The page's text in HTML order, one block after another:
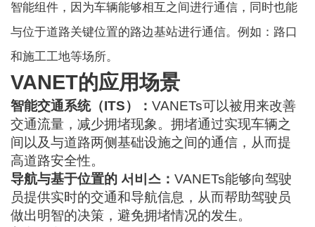
智能组件，因为车辆能够相互之间进行通信，同时也能
与位于道路关键位置的路边基站进行通信。例如：路口
和施工工地等场所。
VANET的应用场景
智能交通系统（ITS）：VANETs可以被用来改善
交通流量，减少拥堵现象。拥堵通过实现车辆之
间以及与道路两侧基础设施之间的通信，从而提
高道路安全性。
导航与基于位置的 서비스：VANETs能够向驾驶
员提供实时的交通和导航信息，从而帮助驾驶员
做出明智的决策，避免拥堵情况的发生。